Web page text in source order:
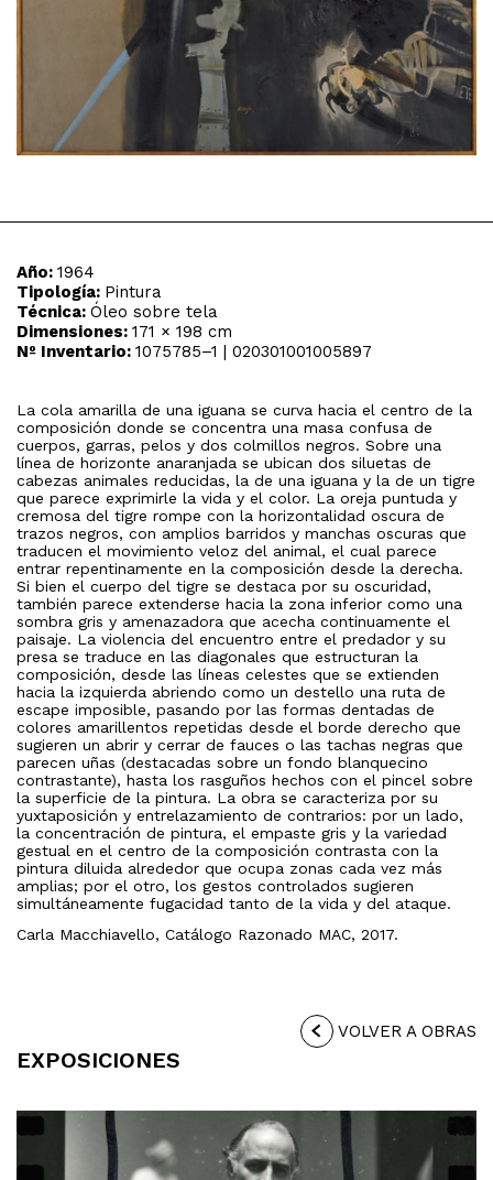
Año: 1964
Tipología: Pintura
Técnica: Óleo sobre tela
Dimensiones: 171 × 198 cm
Nº Inventario: 1075785–1 | 020301001005897
La cola amarilla de una iguana se curva hacia el centro de la
composición donde se concentra una masa confusa de
cuerpos, garras, pelos y dos colmillos negros. Sobre una
línea de horizonte anaranjada se ubican dos siluetas de
cabezas animales reducidas, la de una iguana y la de un tigre
que parece exprimirle la vida y el color. La oreja puntuda y
cremosa del tigre rompe con la horizontalidad oscura de
trazos negros, con amplios barridos y manchas oscuras que
traducen el movimiento veloz del animal, el cual parece
entrar repentinamente en la composición desde la derecha.
Si bien el cuerpo del tigre se destaca por su oscuridad,
también parece extenderse hacia la zona inferior como una
sombra gris y amenazadora que acecha continuamente el
paisaje. La violencia del encuentro entre el predador y su
presa se traduce en las diagonales que estructuran la
composición, desde las líneas celestes que se extienden
hacia la izquierda abriendo como un destello una ruta de
escape imposible, pasando por las formas dentadas de
colores amarillentos repetidas desde el borde derecho que
sugieren un abrir y cerrar de fauces o las tachas negras que
parecen uñas (destacadas sobre un fondo blanquecino
contrastante), hasta los rasguños hechos con el pincel sobre
la superficie de la pintura. La obra se caracteriza por su
yuxtaposición y entrelazamiento de contrarios: por un lado,
la concentración de pintura, el empaste gris y la variedad
gestual en el centro de la composición contrasta con la
pintura diluida alrededor que ocupa zonas cada vez más
amplias; por el otro, los gestos controlados sugieren
simultáneamente fugacidad tanto de la vida y del ataque.
Carla Macchiavello, Catálogo Razonado MAC, 2017.
VOLVER A OBRAS
EXPOSICIONES